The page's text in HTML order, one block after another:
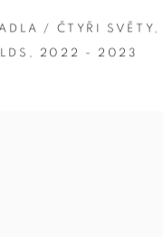
/ ČTYŘI SVĚTY ,
, 2022 - 2023